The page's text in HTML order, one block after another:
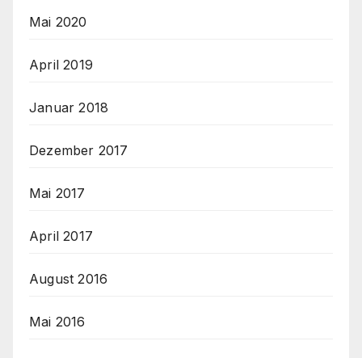
Mai 2020
April 2019
Januar 2018
Dezember 2017
Mai 2017
April 2017
August 2016
Mai 2016